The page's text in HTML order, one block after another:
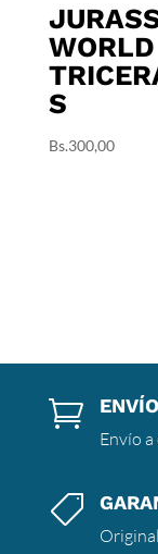
WORLD
S
Bs.300,00

Envío
